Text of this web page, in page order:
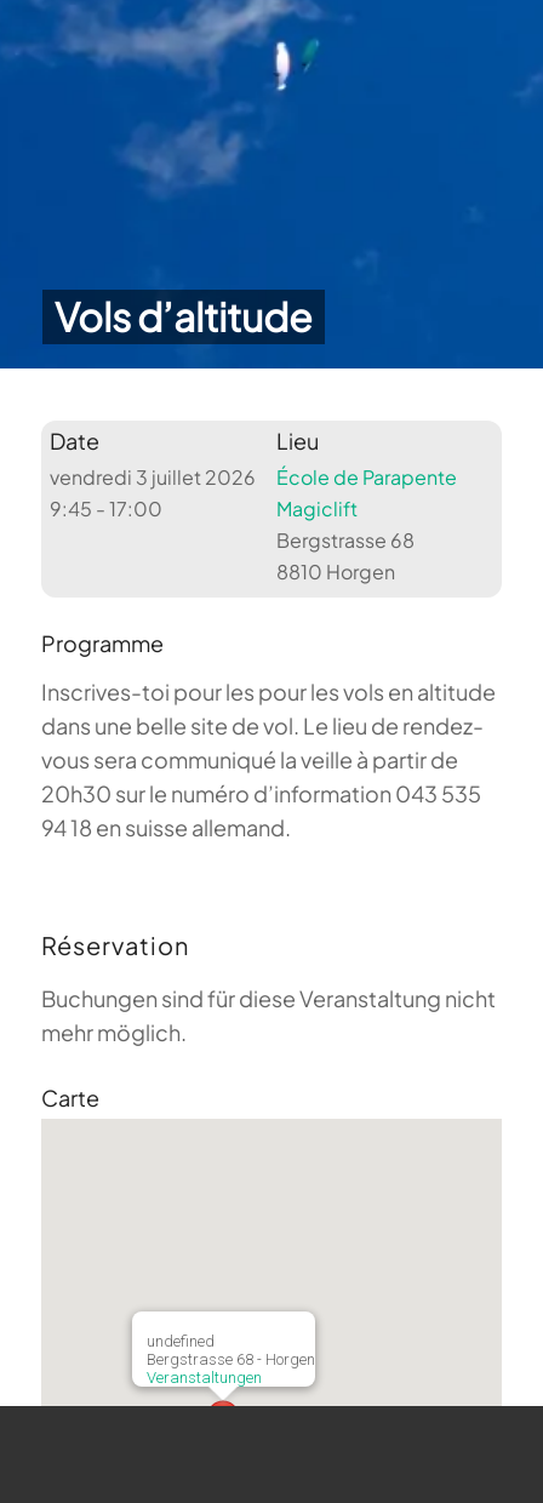
Vols d’altitude
Date
vendredi 3 juillet 2026
9:45 - 17:00
Lieu
École de Parapente
Magiclift
Bergstrasse 68
8810 Horgen
Programme
Inscrives-toi pour les pour les vols en altitude
dans une belle site de vol. Le lieu de rendez-
vous sera communiqué la veille à partir de
20h30 sur le numéro d’information 043 535
94 18 en suisse allemand.
Réservation
Buchungen sind für diese Veranstaltung nicht
mehr möglich.
Carte
undefined
Bergstrasse 68 - Horgen
Veranstaltungen